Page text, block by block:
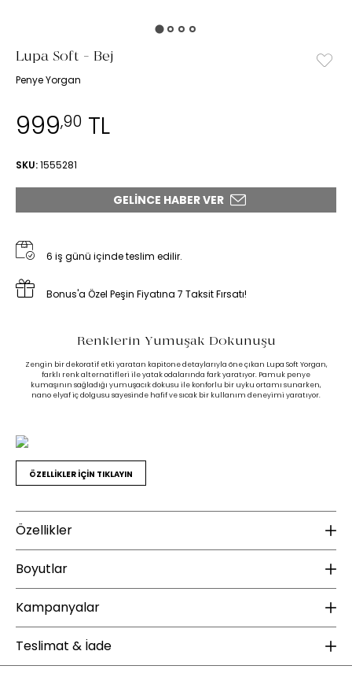
Lupa Soft - Bej
Penye Yorgan
999,90 TL
SKU:1555281
GELINCE HABER VER
6 iş günü içinde teslim edilir.
Bonus'a Özel Peşin Fiyatına 7 Taksit Fırsatı!
Renklerin Yumuşak Dokunuşu
Zengin bir dekoratif etki yaratan kapitone detaylarıyla öne çıkan Lupa Soft Yorgan,
farklı renk alternatifleri ile yatak odalarında fark yaratıyor. Pamuk penye
kumaşının sağladığı yumuşacık dokusu ile konforlu bir uyku ortamı sunarken,
nano elyaf iç dolgusu sayesinde hafif ve sıcak bir kullanım deneyimi yaratıyor.
ÖZELLİKLER İÇİN TIKLAYIN
Özellikler
Yıkama Talimatı :
30 Derecede yıkanması tavsiye edilir.
edilmez.
Boyutlar
Yükseklik (mm) :
Kampanyalar
ÜCRETSİZ KARGO
Teslimat & İade